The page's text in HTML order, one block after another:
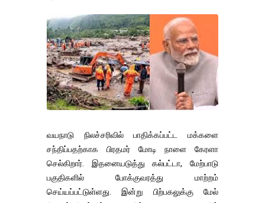
வயநாடு நிலச்சரிவில் பாதிக்கப்பட்ட மக்களை
சந்திப்பதற்காக பிரதமர் மோடி நாளை கேரளா
செல்கிறார். இதனையடுத்து கல்பட்டா, மேற்பாடு
பகுதிகளில் போக்குவரத்து மாற்றம்
செய்யப்பட்டுள்ளது. இன்று பிற்பகலுக்கு மேல்